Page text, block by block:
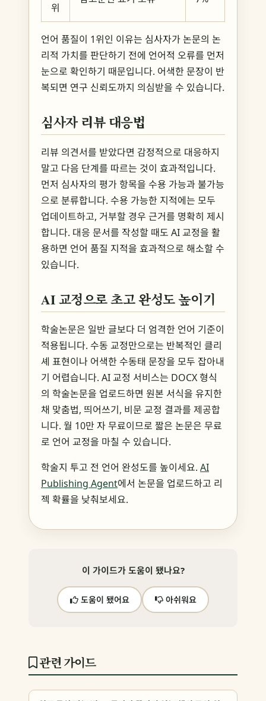
위
언어 품질이 1위인 이유는 심사자가 논문의 논
리적 가치를 판단하기 전에 언어적 오류를 먼저
눈으로 확인하기 때문입니다. 어색한 문장이 반
복되면 연구 신뢰도까지 의심받을 수 있습니다.
심사자 리뷰 대응법
리뷰 의견서를 받았다면 감정적으로 대응하지
말고 다음 단계를 따르는 것이 효과적입니다.
먼저 심사자의 평가 항목을 수용 가능과 불가능
으로 분류합니다. 수용 가능한 지적에는 모두
업데이트하고, 거부할 경우 근거를 명확히 제시
합니다. 대응 문서를 작성할 때도 AI 교정을 활
용하면 언어 품질 지적을 효과적으로 해소할 수
있습니다.
AI 교정으로 초고 완성도 높이기
학술논문은 일반 글보다 더 엄격한 언어 기준이
적용됩니다. 수동 교정만으로는 반복적인 클리
셰 표현이나 어색한 수동태 문장을 모두 잡아내
기 어렵습니다. AI 교정 서비스는 DOCX 형식
의 학술논문을 업로드하면 원본 서식을 유지한
채 맞춤법, 띄어쓰기, 비문 교정 결과를 제공합
니다. 월 10만 자 무료이므로 짧은 논문은 무료
로 언어 교정을 마칠 수 있습니다.
학술지 투고 전 언어 완성도를 높이세요. AI
Publishing Agent에서 논문을 업로드하고 리
젝 확률을 낮춰보세요.
이 가이드가 도움이 됐나요?
도움이 됐어요 아쉬워요
관련 가이드